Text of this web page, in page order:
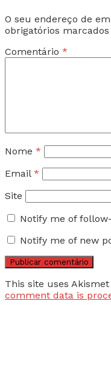
O seu endereço de
obrigatórios
Comentário *
Nome *
Email *
Site
Notify me of
Notify me of new
This site uses
comment data is